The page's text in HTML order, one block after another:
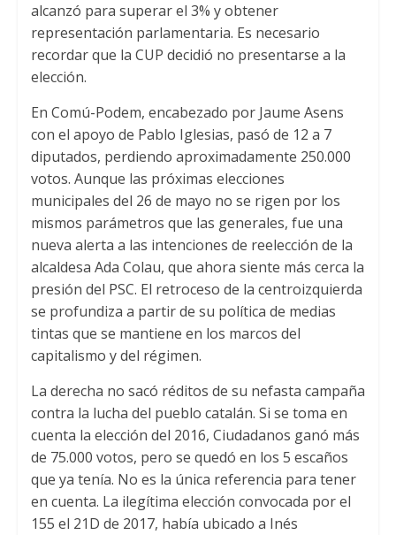
alcanzó para superar el 3% y obtener
representación parlamentaria. Es necesario
recordar que la CUP decidió no presentarse a la
elección.
En Comú-Podem, encabezado por Jaume Asens
con el apoyo de Pablo Iglesias, pasó de 12 a 7
diputados, perdiendo aproximadamente 250.000
votos. Aunque las próximas elecciones
municipales del 26 de mayo no se rigen por los
mismos parámetros que las generales, fue una
nueva alerta a las intenciones de reelección de la
alcaldesa Ada Colau, que ahora siente más cerca la
presión del PSC. El retroceso de la centroizquierda
se profundiza a partir de su política de medias
tintas que se mantiene en los marcos del
capitalismo y del régimen.
La derecha no sacó réditos de su nefasta campaña
contra la lucha del pueblo catalán. Si se toma en
cuenta la elección del 2016, Ciudadanos ganó más
de 75.000 votos, pero se quedó en los 5 escaños
que ya tenía. No es la única referencia para tener
en cuenta. La ilegítima elección convocada por el
155 el 21D de 2017, había ubicado a Inés